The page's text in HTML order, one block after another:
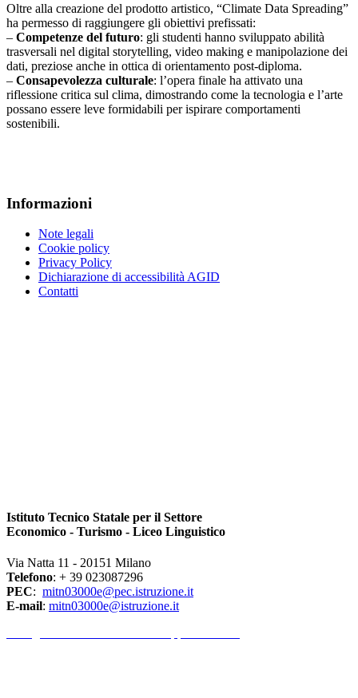
Oltre alla creazione del prodotto artistico, “Climate Data Spreading”
ha permesso di raggiungere gli obiettivi prefissati:
– Competenze del futuro: gli studenti hanno sviluppato abilità
trasversali nel digital storytelling, video making e manipolazione dei
dati, preziose anche in ottica di orientamento post-diploma.
– Consapevolezza culturale: l’opera finale ha attivato una
riflessione critica sul clima, dimostrando come la tecnologia e l’arte
possano essere leve formidabili per ispirare comportamenti
sostenibili.
Informazioni
Note legali
Cookie policy
Privacy Policy
Dichiarazione di accessibilità AGID
Contatti
Istituto Tecnico Statale per il Settore
Economico - Turismo - Liceo Linguistico
Via Natta 11 - 20151 Milano
Telefono: + 39 023087296
PEC: mitn03000e@pec.istruzione.it
E-mail: mitn03000e@istruzione.it